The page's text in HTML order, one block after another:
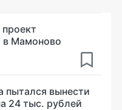
в Мамоново
пытался вынести
24 тыс. рублей